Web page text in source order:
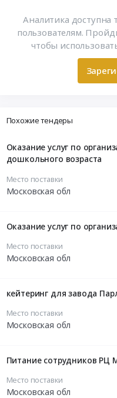
Аналитика доступна
пользователям.
чтобы
Похожие тендеры
Оказание услуг по
дошкольного возраста
Место поставки
Московская обл
Оказание услуг по
Место поставки
Московская обл
кейтеринг для завода
Место поставки
Московская обл
Питание сотрудников РЦ
Место поставки
Московская обл